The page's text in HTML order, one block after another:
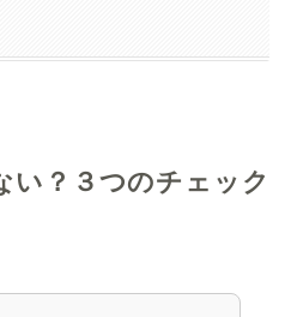
い？３つのチェック